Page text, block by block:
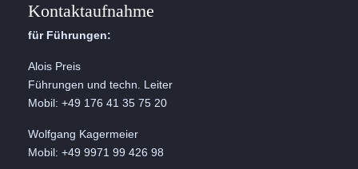
Kontaktaufnahme
für Führungen:
Alois Preis
Führungen und techn. Leiter
Mobil: +49 176 41 35 75 20
Wolfgang Kagermeier
Mobil: +49 9971 99 426 98